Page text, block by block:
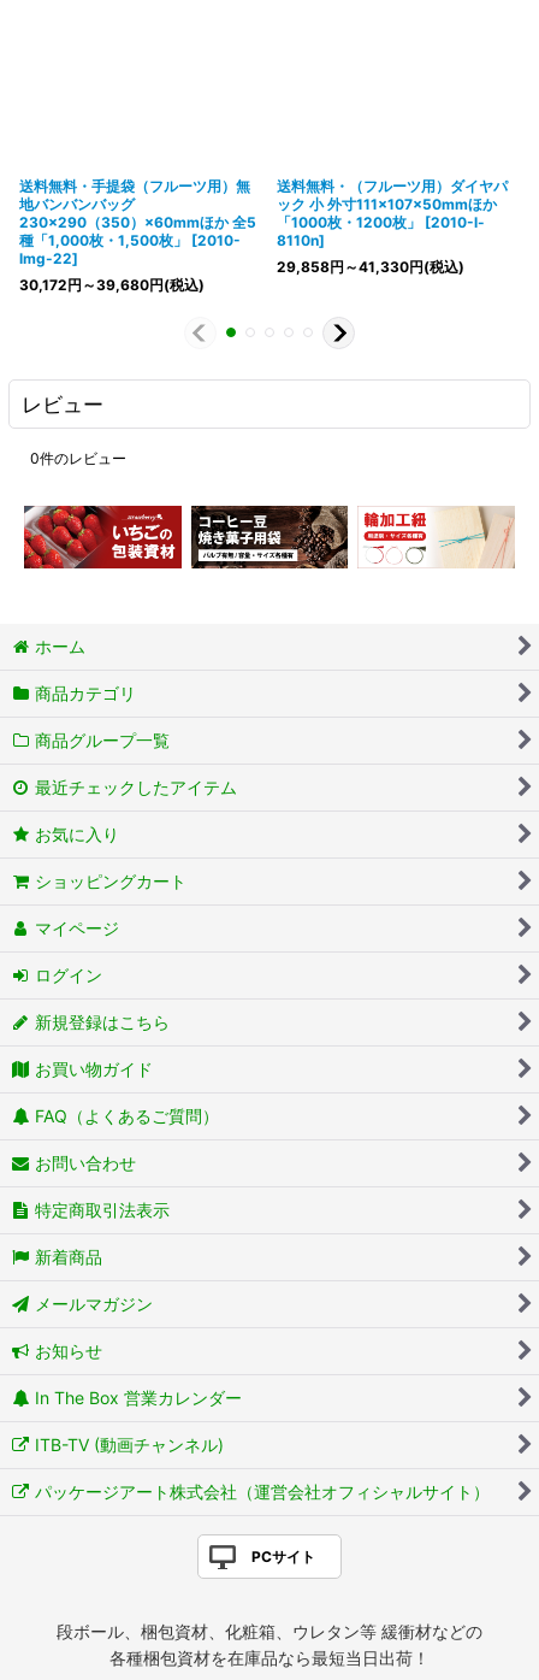
送料無料・手提袋（フルーツ用）無
地バンバンバッグ
230×290（350）×60mmほか 全5
種「1,000枚・1,500枚」
[2010-
lmg-22]
30,172円 ～39,680円(税込)
送料無料・（フルーツ用）ダイヤパ
ック 小 外寸111×107×50mmほか
「1000枚・1200枚」
[2010-l-
8110n]
29,858円 ～41,330円(税込)
レビュー
0件のレビュー
ホーム
商品カテゴリ
商品グループ一覧
最近チェックしたアイテム
お気に入り
ショッピングカート
マイページ
ログイン
新規登録はこちら
お買い物ガイド
FAQ（よくあるご質問）
お問い合わせ
特定商取引法表示
新着商品
メールマガジン
お知らせ
In The Box 営業カレンダー
ITB-TV (動画チャンネル)
パッケージアート株式会社（運営会社オフィシャルサイト）
PCサイト
段ボール、梱包資材、化粧箱、ウレタン等 緩衝材などの
各種梱包資材を在庫品なら最短当日出荷！